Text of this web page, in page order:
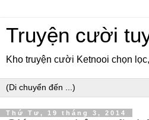
Truyện cười
Kho truyện cười Ketnooi chọn
Thứ Tư, 19 tháng 3, 2014